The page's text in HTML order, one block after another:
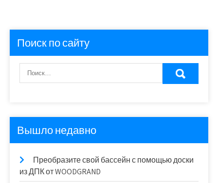
Поиск по сайту
Вышло недавно
Преобразите свой бассейн с помощью доски
из ДПК от WOODGRAND